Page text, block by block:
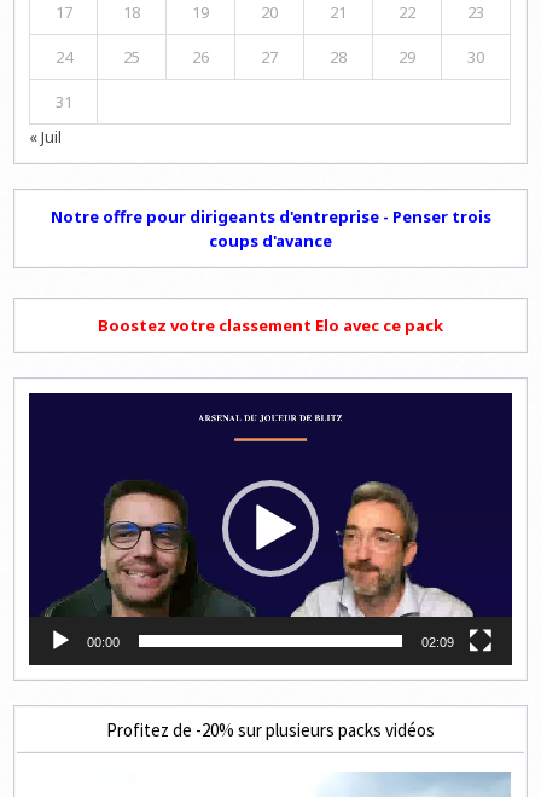
17 18 19 20 21 22 23
24 25 26 27 28 29 30
31
« Juil
Notre offre pour dirigeants d'entreprise - Penser trois
coups d'avance
Boostez votre classement Elo avec ce pack
00:00 02:09
Profitez de -20% sur plusieurs packs vidéos